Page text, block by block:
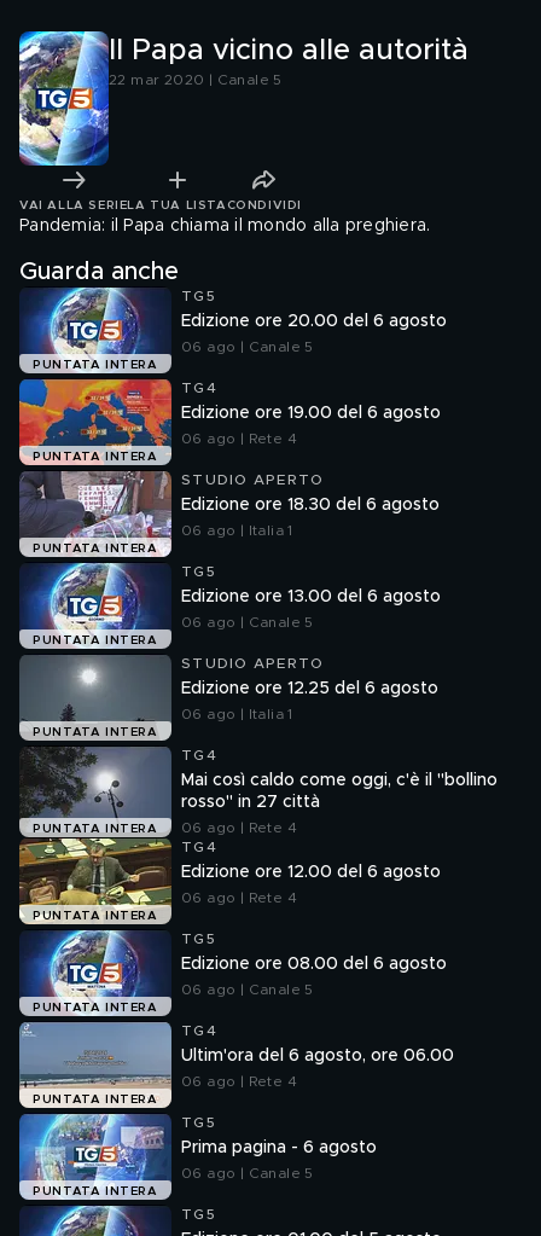
Il Papa vicino alle autorità
22 mar 2020 | Canale 5
VAI ALLA SERIE LA TUA LISTA CONDIVIDI
Pandemia: il Papa chiama il mondo alla preghiera.
Guarda anche
PUNTATA INTERA
TG5
Edizione ore 20.00 del 6 agosto
06 ago | Canale 5
PUNTATA INTERA
TG4
Edizione ore 19.00 del 6 agosto
06 ago | Rete 4
PUNTATA INTERA
STUDIO APERTO
Edizione ore 18.30 del 6 agosto
06 ago | Italia 1
PUNTATA INTERA
TG5
Edizione ore 13.00 del 6 agosto
06 ago | Canale 5
PUNTATA INTERA
STUDIO APERTO
Edizione ore 12.25 del 6 agosto
06 ago | Italia 1
PUNTATA INTERA
TG4
Mai così caldo come oggi, c'è il "bollino
rosso" in 27 città
06 ago | Rete 4
PUNTATA INTERA
TG4
Edizione ore 12.00 del 6 agosto
06 ago | Rete 4
PUNTATA INTERA
TG5
Edizione ore 08.00 del 6 agosto
06 ago | Canale 5
PUNTATA INTERA
TG4
Ultim'ora del 6 agosto, ore 06.00
06 ago | Rete 4
PUNTATA INTERA
TG5
Prima pagina - 6 agosto
06 ago | Canale 5
TG5